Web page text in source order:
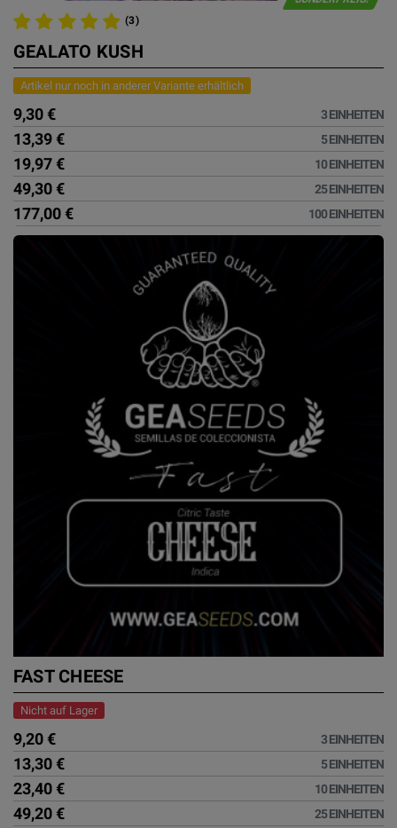
(3)
GEALATO KUSH
Artikel nur noch in anderer Variante erhältlich
9,30 € 3 EINHEITEN
13,39 € 5 EINHEITEN
19,97 € 10 EINHEITEN
49,30 € 25 EINHEITEN
177,00 € 100 EINHEITEN
FAST CHEESE
Nicht auf Lager
9,20 € 3 EINHEITEN
13,30 € 5 EINHEITEN
23,40 € 10 EINHEITEN
49,20 € 25 EINHEITEN